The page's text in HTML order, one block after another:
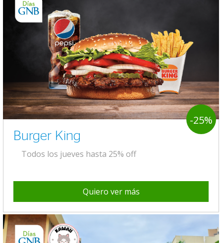
-25%
Burger King
Todos los jueves hasta 25% off
Quiero ver más